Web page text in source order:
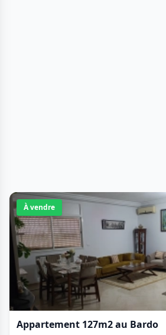
À vendre
Appartement 127m2 au Bardo